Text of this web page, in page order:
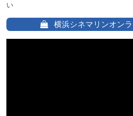
い
横浜シネマリンオン